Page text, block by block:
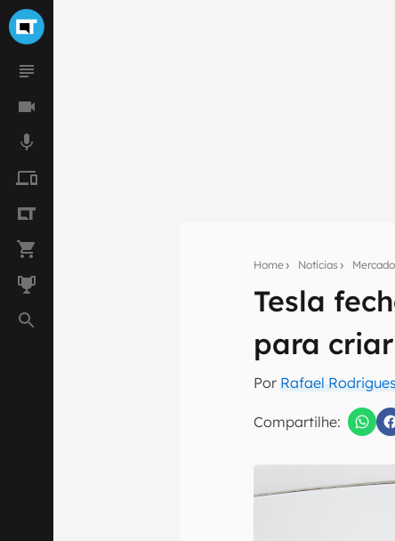
Home Notícias Mercado
Tesla
para
Por Rafael
Compartilhe:
Seu
Assine a